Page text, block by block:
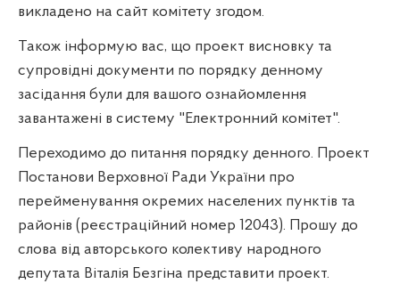
викладено на сайт комітету згодом.
Також інформую вас, що проект висновку та
супровідні документи по порядку денному
засідання були для вашого ознайомлення
завантажені в систему "Електронний комітет".
Переходимо до питання порядку денного. Проект
Постанови Верховної Ради України про
перейменування окремих населених пунктів та
районів (реєстраційний номер 12043). Прошу до
слова від авторського колективу народного
депутата Віталія Безгіна представити проект.